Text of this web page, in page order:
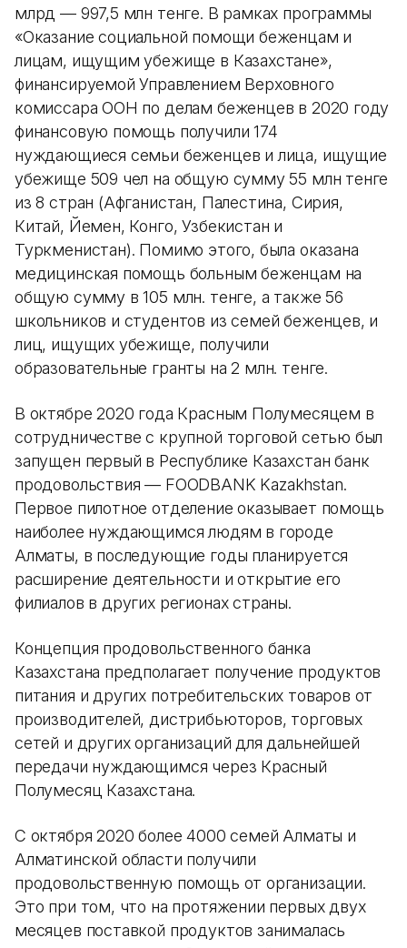
млрд — 997,5 млн тенге. В рамках программы
«Оказание социальной помощи беженцам и
лицам, ищущим убежище в Казахстане»,
финансируемой Управлением Верховного
комиссара ООН по делам беженцев в 2020 году
финансовую помощь получили 174
нуждающиеся семьи беженцев и лица, ищущие
убежище 509 чел на общую сумму 55 млн тенге
из 8 стран (Афганистан, Палестина, Сирия,
Китай, Йемен, Конго, Узбекистан и
Туркменистан). Помимо этого, была оказана
медицинская помощь больным беженцам на
общую сумму в 105 млн. тенге, а также 56
школьников и студентов из семей беженцев, и
лиц, ищущих убежище, получили
образовательные гранты на 2 млн. тенге.
В октябре 2020 года Красным Полумесяцем в
сотрудничестве с крупной торговой сетью был
запущен первый в Республике Казахстан банк
продовольствия — FOODBANK Kazakhstan.
Первое пилотное отделение оказывает помощь
наиболее нуждающимся людям в городе
Алматы, в последующие годы планируется
расширение деятельности и открытие его
филиалов в других регионах страны.
Концепция продовольственного банка
Казахстана предполагает получение продуктов
питания и других потребительских товаров от
производителей, дистрибьюторов, торговых
сетей и других организаций для дальнейшей
передачи нуждающимся через Красный
Полумесяц Казахстана.
С октября 2020 более 4000 семей Алматы и
Алматинской области получили
продовольственную помощь от организации.
Это при том, что на протяжении первых двух
месяцев поставкой продуктов занималась